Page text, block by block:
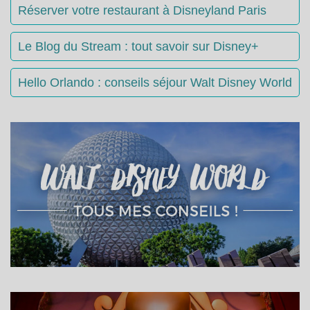
Réserver votre restaurant à Disneyland Paris
Le Blog du Stream : tout savoir sur Disney+
Hello Orlando : conseils séjour Walt Disney World